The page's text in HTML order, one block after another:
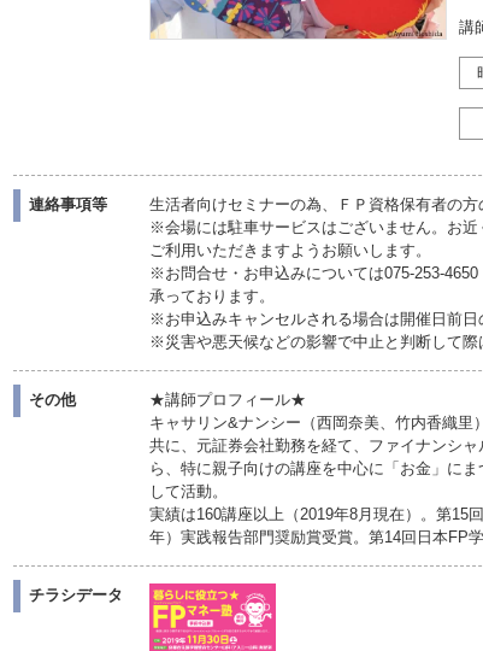
講
連絡事項等
生活者向けセミナーの為、ＦＰ資格保有者の方
※会場には駐車サービスはございません。お
ご利用いただきますようお願いします。
※お問合せ・お申込みについては075-253-
承っております。
※お申込みキャンセルされる場合は開催日前日
※災害や悪天候などの影響で中止と判断して際
その他
★講師プロフィール★
キャサリン&ナンシー（西岡奈美、竹内香織里）
共に、元証券会社勤務を経て、ファイナンシ
ら、特に親子向けの講座を中心に「お金」に
して活動。
実績は160講座以上（2019年8月現在）。第15
年）実践報告部門奨励賞受賞。第14回日本FP
チラシデータ